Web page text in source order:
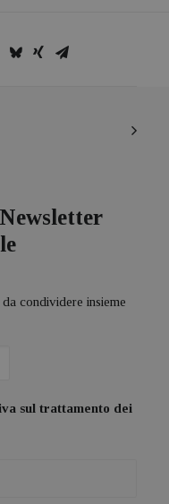
condividere insieme
sul trattamento dei